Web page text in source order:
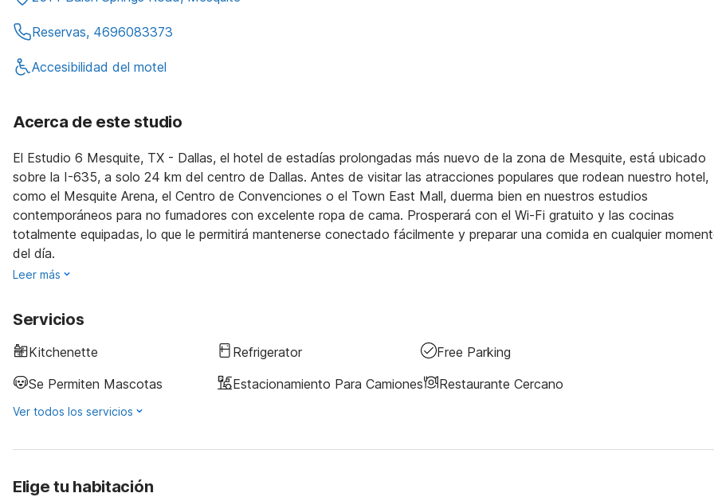
Reservas, 4696083373
Accesibilidad del motel
Acerca de este studio
El Estudio 6 Mesquite, TX - Dallas, el hotel de estadías prolongadas más nuevo de la zona de Mesquite, está ubicado
sobre la I-635, a solo 24 km del centro de Dallas. Antes de visitar las atracciones populares que rodean nuestro hotel,
como el Mesquite Arena, el Centro de Convenciones o el Town East Mall, duerma bien en nuestros estudios
contemporáneos para no fumadores con excelente ropa de cama. Prosperará con el Wi-Fi gratuito y las cocinas
totalmente equipadas, lo que le permitirá mantenerse conectado fácilmente y preparar una comida en cualquier
del día.
Leer más
Servicios
Kitchenette Refrigerator
Free Parking
Se Permiten Mascotas
Estacionamiento Para Camiones Restaurante Cercano
Ver todos los servicios
Elige tu habitación